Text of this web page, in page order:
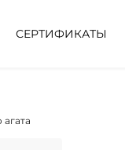
СЕРТИФИКАТЫ